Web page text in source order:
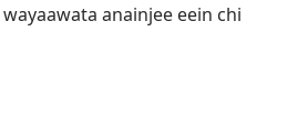
wayaawata anainjee eein chi